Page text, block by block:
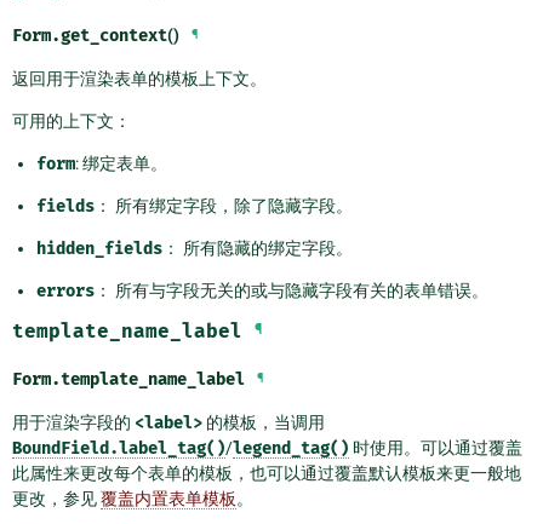
Form.get_context() ¶
返回用于渲染表单的模板上下文。
可用的上下文：
form: 绑定表单。
fields ： 所有绑定字段，除了隐藏字段。
hidden_fields ： 所有隐藏的绑定字段。
errors ： 所有与字段无关的或与隐藏字段有关的表单错误。
template_name_label ¶
Form.template_name_label ¶
用于渲染字段的 <label> 的模板，当调用
BoundField.label_tag()/legend_tag() 时使用。可以通过覆盖
此属性来更改每个表单的模板，也可以通过覆盖默认模板来更一般地
更改，参见覆盖内置表单模板 。